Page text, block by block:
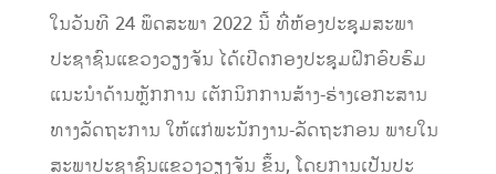
ໃນວັນທີ 24 ພຶດສະພາ 2022 ນີ້ ທີ່ຫ້ອງປະຊຸມສະພາ
ປະຊາຊົນແຂວງວຽງຈັນ ໄດ້ເປີດກອງປະຊຸມຝຶກອົບຮົມ
ແນະນໍາດ້ານຫຼັກການ ເຕັກນິກການສ້າງ-ຮ່າງເອກະສານ
ທາງລັດຖະການ ໃຫ້ແກ່ພະນັກງານ-ລັດຖະກອນ ພາຍໃນ
ສະພາປະຊາຊົນແຂວງວຽງຈັນ ຂຶ້ນ, ໂດຍການເປັນປະ